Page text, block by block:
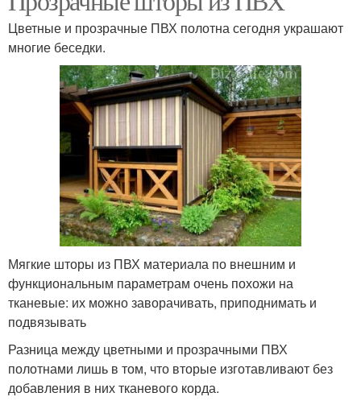
Цветные и прозрачные ПВХ полотна сегодня украшают
многие беседки.
Мягкие шторы из ПВХ материала по внешним и
функциональным параметрам очень похожи на
тканевые: их можно заворачивать, приподнимать и
подвязывать
Разница между цветными и прозрачными ПВХ
полотнами лишь в том, что вторые изготавливают без
добавления в них тканевого корда.